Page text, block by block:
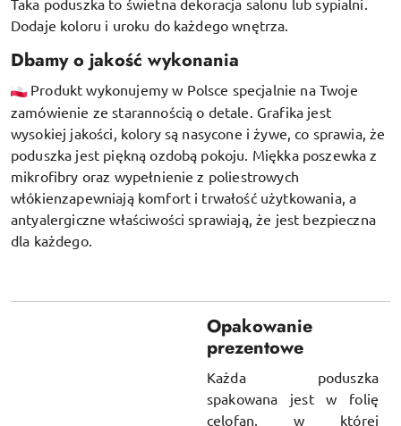
Dodaje koloru i uroku do każdego wnętrza.
Dbamy o jakość wykonania
Produkt wykonujemy w Polsce specjalnie na Twoje
zamówienie ze starannością o detale. Grafika jest
wysokiej jakości, kolory są nasycone i żywe, co sprawia, że
poduszka jest piękną ozdobą pokoju. Miękka poszewka z
mikrofibry oraz wypełnienie z poliestrowych
włókienzapewniają komfort i trwałość użytkowania, a
antyalergiczne właściwości sprawiają, że jest bezpieczna
dla każdego.
Opakowanie
prezentowe
Każda poduszka
spakowana jest w folię
celofan, w której